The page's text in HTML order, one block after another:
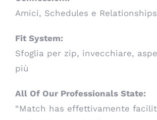
Amici, Schedules e Relationships
Fit System:
Sfoglia per zip, invecchiare,
più
All Of Our Professionals State:
“Match has effettivamente